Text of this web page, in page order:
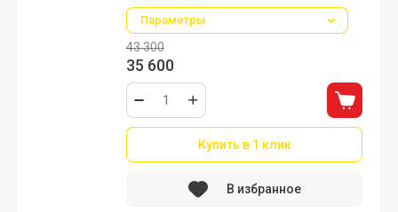
Параметры
43 300
35 600
Купить в 1 клик
В избранное